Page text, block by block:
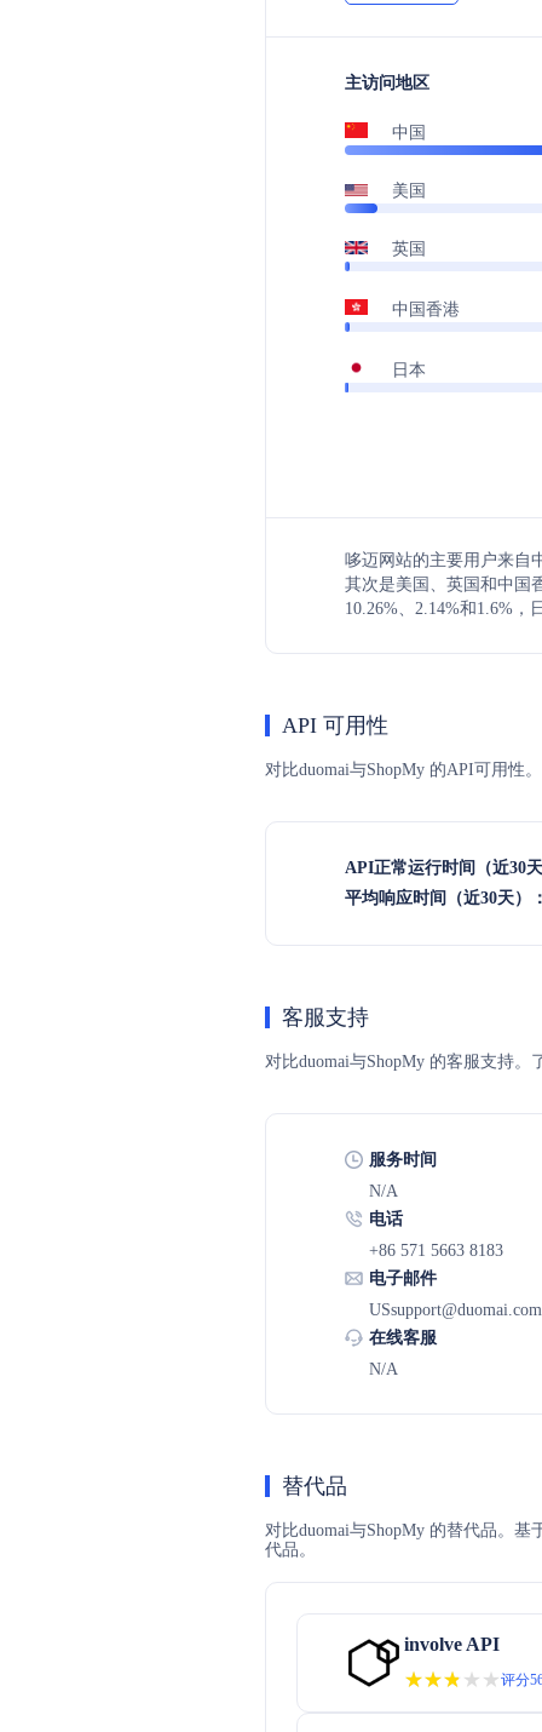
主访问地区
中国
美国
英国
中国香港
日本
哆迈网站的主要用户来自
其次是美国、英国和中国
10.26%、2.14%和1.6%，
API 可用性
对比duomai与ShopMy 的API可用性
API正常运行时间（近30
平均响应时间（近30天）
客服支持
对比duomai与ShopMy 的客服支持
服务时间
N/A
电话
+86 571 5663 8183
电子邮件
USsupport@duomai.com
在线客服
N/A
替代品
对比duomai与ShopMy 的替代品。
代品。
involve API
★★★★★
★★★★★评分